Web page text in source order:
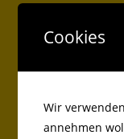
Cookies
Wir
annehmen